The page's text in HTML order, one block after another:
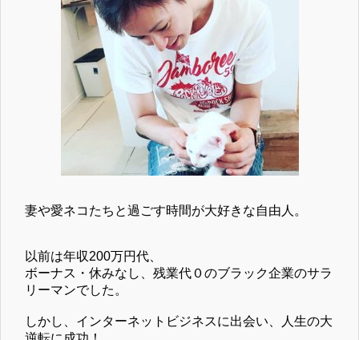
妻や愛ネコたちと過ごす時間が大好きな自由人。
以前は年収200万円代、
ボーナス・休みなし、残業代０のブラック企業のサラ
リーマンでした。
しかし、インターネットビジネスに出会い、人生の大